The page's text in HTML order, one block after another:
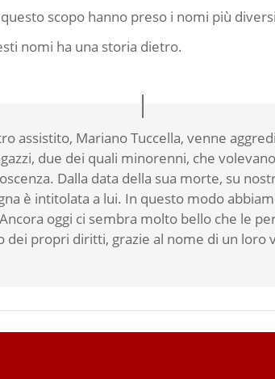
scopo hanno preso i nomi più
nomi ha una storia dietro.
assistito, Mariano Tuccella, venne
due dei quali minorenni, che
Dalla data della sua morte, su
è intitolata a lui. In questo modo
oggi ci sembra molto bello che le
dei propri diritti, grazie al nome di un loro